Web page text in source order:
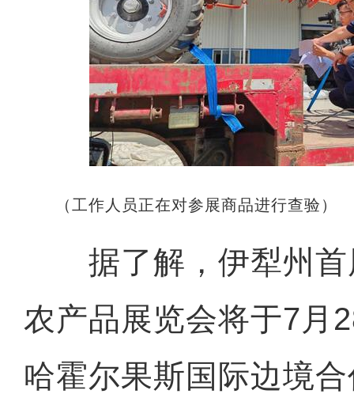
（工作人员正在对参展商品进行查验）
据了解，伊犁州首
农产品展览会将于7月
哈霍尔果斯国际边境